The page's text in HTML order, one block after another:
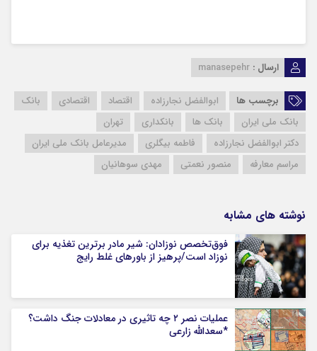
ارسال : manasepehr
برچسب ها ابوالفضل نجارزاده اقتصاد اقتصادی
بانک
بانک ملی ایران
بانک ها بانکداری
تهران
دکتر ابوالفضل نجارزاده
فاطمه بیگلری
مدیرعامل بانک ملی ایران
مراسم معارفه
منصور نعمتی مهدی سوهانیان
نوشته های مشابه
فوق‌تخصص نوزادان: شیر مادر برترین تغذیه برای
نوزاد است/پرهیز از باورهای غلط رایج
عملیات نصر ۲ چه تاثیری در معادلات جنگ داشت؟
*سعدالله زارعی